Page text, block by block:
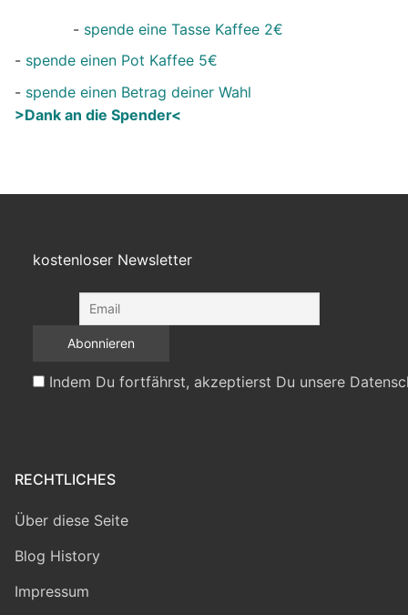
- spende eine Tasse Kaffee 2€
- spende einen Pot Kaffee 5€
- spende einen Betrag deiner Wahl
>Dank an die Spender<
kostenloser Newsletter
Indem Du fortfährst, akzeptierst Du unsere
RECHTLICHES
Über diese Seite
Blog History
Impressum